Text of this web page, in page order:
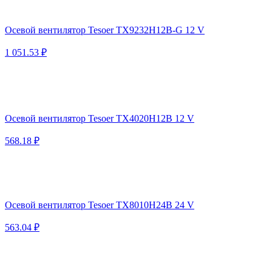
Осевой вентилятор Tesoer TX9232H12B-G 12 V
1 051.53 ₽
Осевой вентилятор Tesoer TX4020H12B 12 V
568.18 ₽
Осевой вентилятор Tesoer TX8010H24B 24 V
563.04 ₽